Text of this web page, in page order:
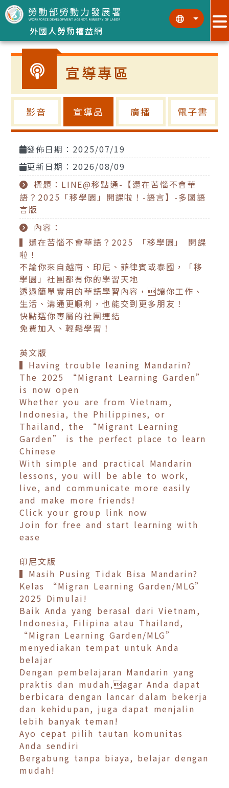
跳到主要內容區塊
外國人勞動權益網
::: :::
宣導專區
影音 宣導品 廣播 電子書
發佈日期：2025/07/19
更新日期：2026/08/09
標題：LINE@移點通-【還在苦惱不會華
語？2025「移學園」開課啦！-語言】-多國語
言版
內容：
▍還在苦惱不會華語？2025 「移學園」 開課
啦！
不論你來自越南、印尼、菲律賓或泰國，「移
學園」社團都有你的學習天地
透過簡單實用的華語學習內容，讓你工作、
生活、溝通更順利，也能交到更多朋友！
快點選你專屬的社團連結
免費加入、輕鬆學習！
英文版
▍Having trouble leaning Mandarin?
The 2025 “Migrant Learning Garden”
is now open
Whether you are from Vietnam,
Indonesia, the Philippines, or
Thailand, the “Migrant Learning
Garden” is the perfect place to learn
Chinese
With simple and practical Mandarin
lessons, you will be able to work,
live, and communicate more easily
and make more friends!
Click your group link now
Join for free and start learning with
ease
印尼文版
▍Masih Pusing Tidak Bisa Mandarin?
Kelas “Migran Learning Garden/MLG”
2025 Dimulai!
Baik Anda yang berasal dari Vietnam,
Indonesia, Filipina atau Thailand,
“Migran Learning Garden/MLG”
menyediakan tempat untuk Anda
belajar
Dengan pembelajaran Mandarin yang
praktis dan mudah,agar Anda dapat
berbicara dengan lancar dalam bekerja
dan kehidupan, juga dapat menjalin
lebih banyak teman!
Ayo cepat pilih tautan komunitas
Anda sendiri
Bergabung tanpa biaya, belajar dengan
mudah!